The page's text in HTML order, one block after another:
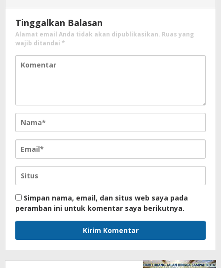
Tinggalkan Balasan
Alamat email Anda tidak akan dipublikasikan. Ruas yang
wajib ditandai *
Simpan nama, email, dan situs web saya pada
peramban ini untuk komentar saya berikutnya.